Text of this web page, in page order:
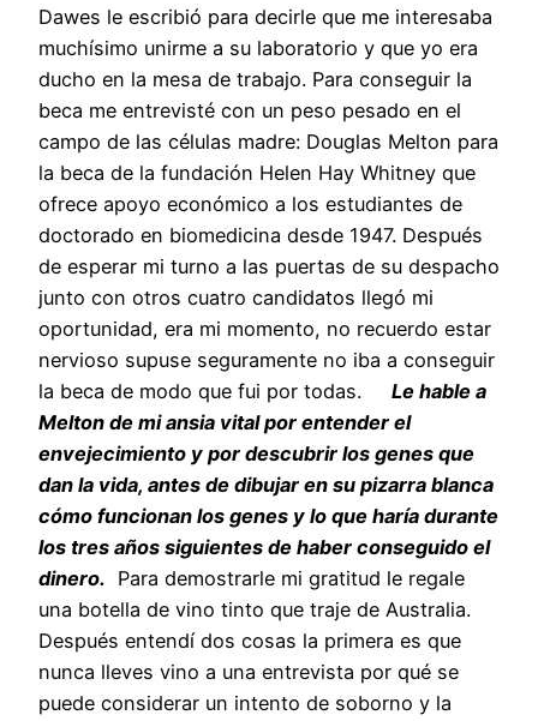
Dawes le escribió para decirle que me interesaba
muchísimo unirme a su laboratorio y que yo era
ducho en la mesa de trabajo. Para conseguir la
beca me entrevisté con un peso pesado en el
campo de las células madre: Douglas Melton para
la beca de la fundación Helen Hay Whitney que
ofrece apoyo económico a los estudiantes de
doctorado en biomedicina desde 1947. Después
de esperar mi turno a las puertas de su despacho
junto con otros cuatro candidatos llegó mi
oportunidad, era mi momento, no recuerdo estar
nervioso supuse seguramente no iba a conseguir
la beca de modo que fui por todas.
Le hable a
Melton de mi ansia vital por entender el
envejecimiento y por descubrir los genes que
dan la vida, antes de dibujar en su pizarra blanca
cómo funcionan los genes y lo que haría durante
los tres años siguientes de haber conseguido el
dinero. Para demostrarle mi gratitud le regale
una botella de vino tinto que traje de Australia.
Después entendí dos cosas la primera es que
nunca lleves vino a una entrevista por qué se
puede considerar un intento de soborno y la